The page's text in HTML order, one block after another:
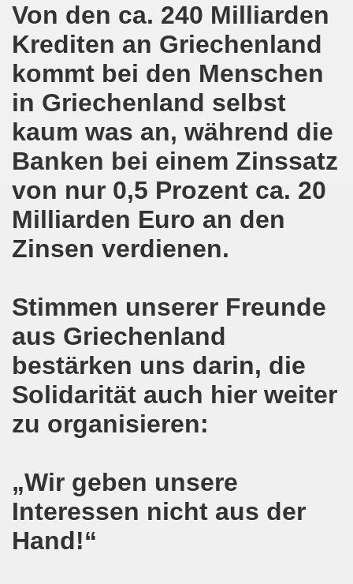
Von den ca. 240 Milliarden
Krediten an Griechenland
kommt bei den Menschen
in Griechenland selbst
kaum was an, während die
Banken bei einem Zinssatz
von nur 0,5 Prozent ca. 20
Milliarden Euro an den
Zinsen verdienen.
Stimmen unserer Freunde
aus Griechenland
bestärken uns darin, die
Solidarität auch hier weiter
zu organisieren:
„Wir geben unsere
Interessen nicht aus der
Hand!“
am 11.03.2019 solidarisch mit Kollegen in
am 11.03.2019 im Zeichen des
am 11.02.2019 protestiert und demonstriert
am 11.02.2019 - antifaschistische Demonstration
701. Montagsdemonstration Gelsenkirchen
stärken - jetzt erst recht!
feiert am 10.12.2018 die 700. Bürgerbewegung
Bewegung Gelsenkirchen mit Frank Oettler
Bewegung fordert am 03.12.2018: Freigabe des
Bewegung findet ausnahmsweise am 03.12.2018 in
vor dem Amtsgericht Gelsenkirchen: Weg mit der
Bewegung protestiert und demonstriert am 05.11.2018
Bewegung ruft auf am 05.11.2018 zur Solidarität mit